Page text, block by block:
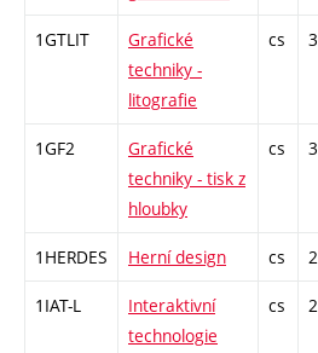
1GTLIT
Grafické
techniky -
litografie
cs 3
1GF2
Grafické
techniky - tisk z
hloubky
cs 3
1HERDES Herní design cs 2
1IAT-L
Interaktivní
technologie
cs 2